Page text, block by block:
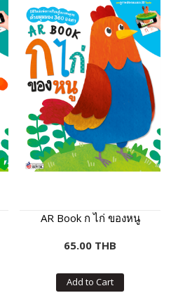
AR Book ก ไก่ ของหนู
65.00 THB
Add to Cart